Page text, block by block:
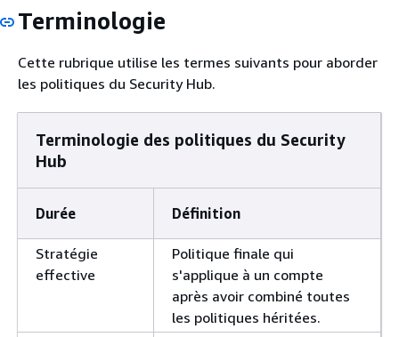
Terminologie
Cette rubrique utilise les termes suivants pour aborder
les politiques du Security Hub.
Terminologie des politiques du Security
Hub
Durée Définition
Stratégie
effective
Politique finale qui
s'applique à un compte
après avoir combiné toutes
les politiques héritées.